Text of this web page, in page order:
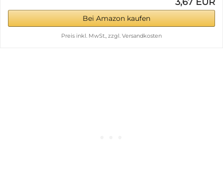
Bei Amazon kaufen
Preis inkl. MwSt., zzgl. Versandkosten